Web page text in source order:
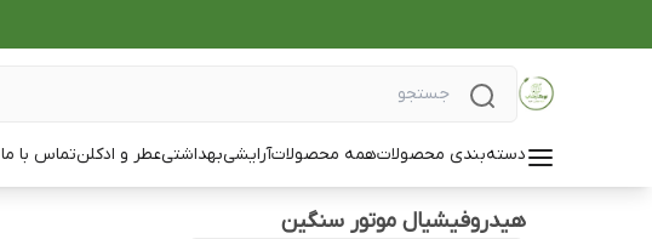
دسته‌بندی محصولاتهمه محصولاتآرایشیبهداشتیعطر و ادکلنتماس با ما
هیدروفیشیال موتور سنگین